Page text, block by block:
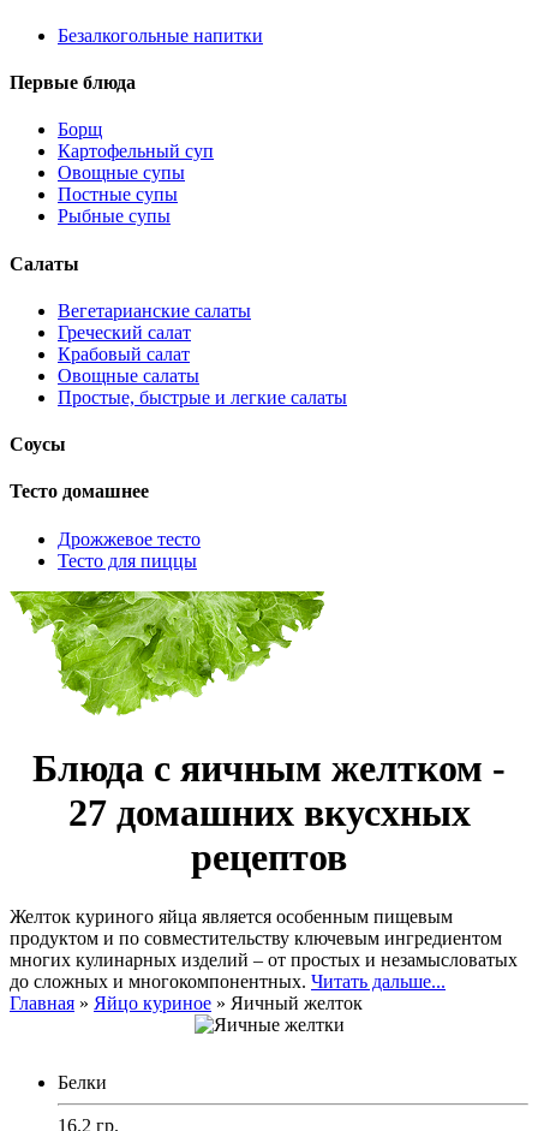
Безалкогольные напитки
Первые блюда
Борщ
Картофельный суп
Овощные супы
Постные супы
Рыбные супы
Салаты
Вегетарианские салаты
Греческий салат
Крабовый салат
Овощные салаты
Простые, быстрые и легкие салаты
Соусы
Тесто домашнее
Дрожжевое тесто
Тесто для пиццы
Блюда с яичным желтком -
27 домашних вкусхных
рецептов
Желток куриного яйца является особенным пищевым
продуктом и по совместительству ключевым ингредиентом
многих кулинарных изделий – от простых и незамысловатых
до сложных и многокомпонентных. Читать дальше...
Главная » Яйцо куриное » Яичный желток
Белки
16.2 гр.